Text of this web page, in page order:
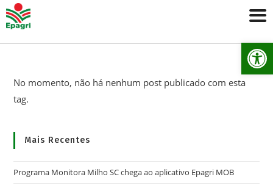
No momento, não há nenhum post publicado com esta
tag.
Mais Recentes
Programa Monitora Milho SC chega ao aplicativo Epagri MOB